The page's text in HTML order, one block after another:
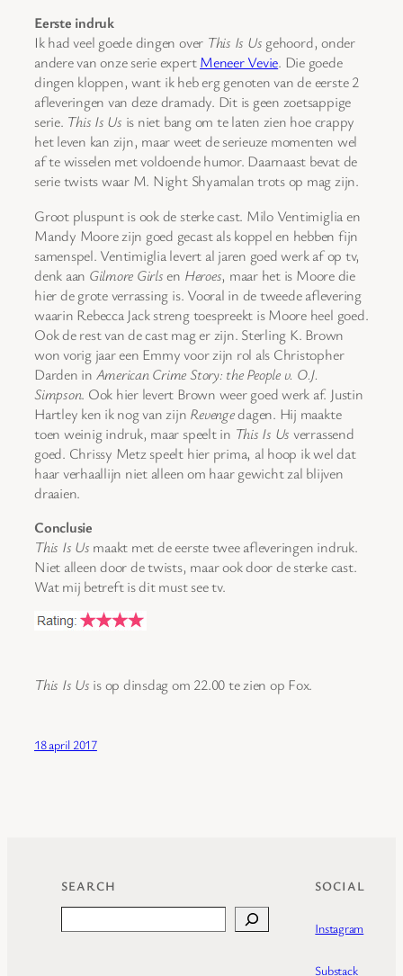
Eerste indruk
Ik had veel goede dingen over This Is Us gehoord, onder
andere van onze serie expertMeneer Vevie. Die goede
dingen kloppen, want ik heb erg genoten van de eerste 2
afleveringen van deze dramady. Dit is geen zoetsappige
serie. This Is Us is niet bang om te laten zien hoe crappy
het leven kan zijn, maar weet de serieuze momenten wel
af te wisselen met voldoende humor. Daarnaast bevat de
serie twists waar M. Night Shyamalan trots op mag zijn.
Groot pluspunt is ook de sterke cast. Milo Ventimiglia en
Mandy Moore zijn goed gecast als koppel en hebben fijn
samenspel. Ventimiglia levert al jaren goed werk af op tv,
denk aan Gilmore Girlsen Heroes, maar het is Moore die
hier de grote verrassing is. Vooral in de tweede aflevering
waarin Rebecca Jack streng toespreekt is Moore heel goed.
Ook de rest van de cast mag er zijn. Sterling K. Brown
won vorig jaar een Emmy voor zijn rol als Christopher
Darden in American Crime Story: the People v. O.J.
Simpson. Ook hier levert Brown weer goed werk af. Justin
Hartley ken ik nog van zijn Revengedagen. Hij maakte
toen weinig indruk, maar speelt in This Is Us verrassend
goed. Chrissy Metz speelt hier prima, al hoop ik wel dat
haar verhaallijn niet alleen om haar gewicht zal blijven
draaien.
Conclusie
This Is Us maakt met de eerste twee afleveringen indruk.
Niet alleen door de twists, maar ook door de sterke cast.
Wat mij betreft is dit must see tv.
This Is Us is op dinsdag om 22.00 te zien op Fox.
18 april 2017
SEARCH SOCIAL
Instagram
Substack